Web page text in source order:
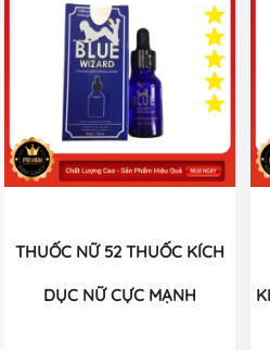
THUỐC NỮ 52 THUỐC KÍCH
DỤC NỮ CỰC MẠNH